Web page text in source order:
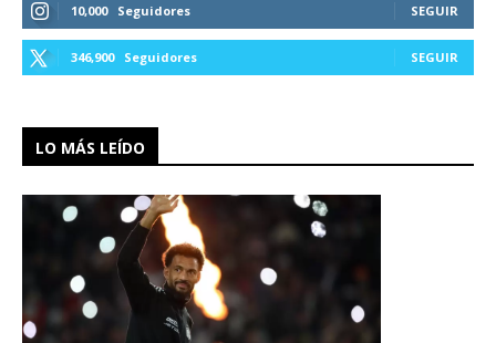
10,000 Seguidores SEGUIR
346,900 Seguidores SEGUIR
LO MÁS LEÍDO